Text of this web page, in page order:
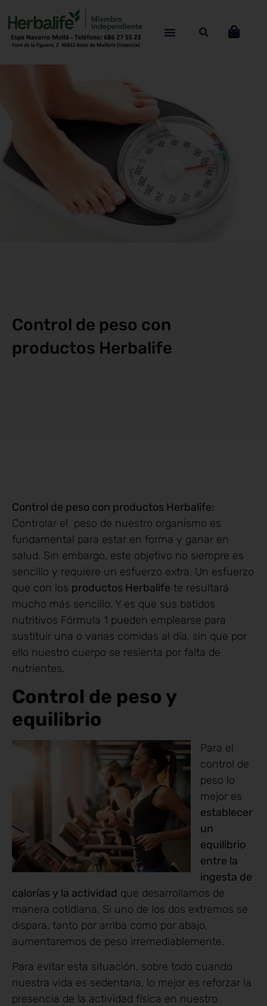
Control de peso con
productos Herbalife
Control de peso con productos Herbalife:
Controlar el peso de nuestro organismo es
fundamental para estar en forma y ganar en
salud. Sin embargo, este objetivo no siempre es
sencillo y requiere un esfuerzo extra. Un esfuerzo
que con los productos Herbalife te resultará
mucho más sencillo. Y es que sus batidos
nutritivos Fórmula 1 pueden emplearse para
sustituir una o varias comidas al día, sin que por
ello nuestro cuerpo se resienta por falta de
nutrientes.
Control de peso y
equilibrio
Para el
control de
peso lo
mejor es
establecer
un
equilibrio
entre la
ingesta de
calorías y la actividad que desarrollamos de
manera cotidiana. Si uno de los dos extremos se
dispara, tanto por arriba como por abajo,
aumentaremos de peso irremediablemente.
Para evitar esta situación, sobre todo cuando
nuestra vida es sedentaria, lo mejor es reforzar la
presencia de la actividad física en nuestro